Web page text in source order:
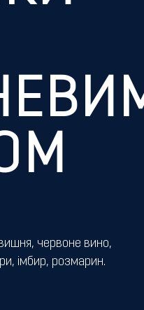
червоне вино,
імбир, розмарин.